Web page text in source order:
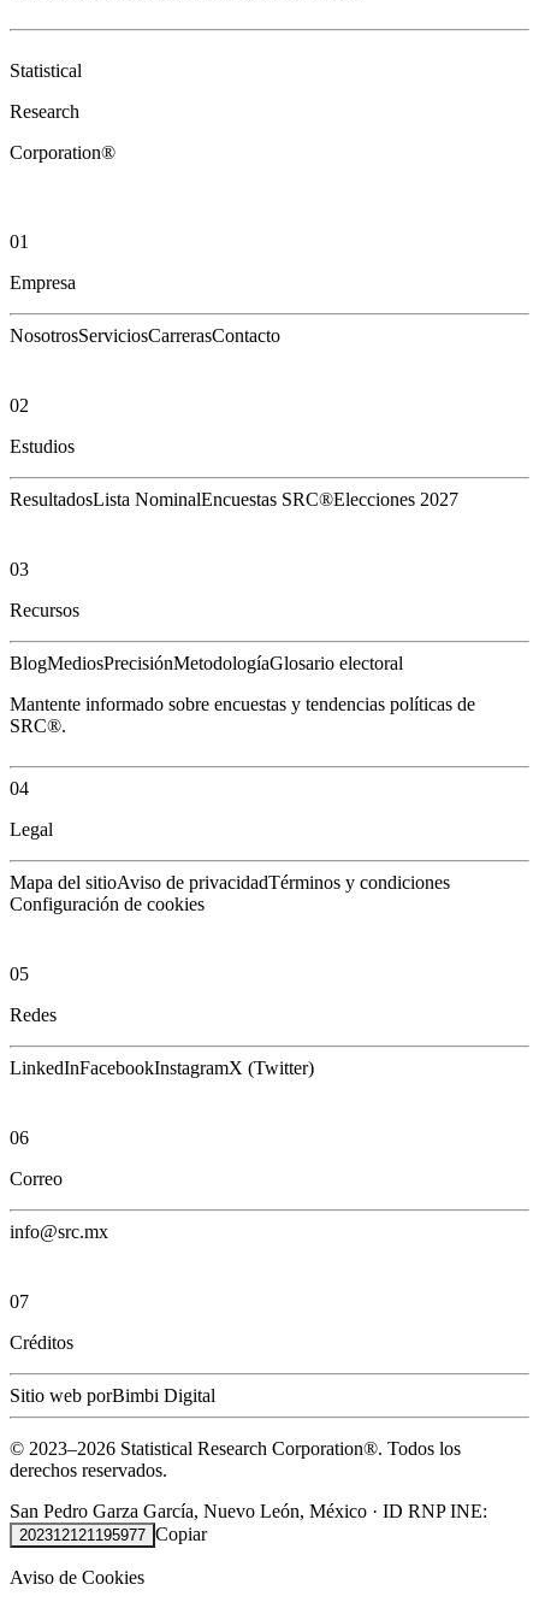
Statistical
Research
Corporation®
01
Empresa
NosotrosServiciosCarrerasContacto
02
Estudios
ResultadosLista NominalEncuestas SRC®Elecciones 2027
03
Recursos
BlogMediosPrecisiónMetodologíaGlosario electoral
Mantente informado sobre encuestas y tendencias políticas de
SRC®.
04
Legal
Mapa del sitioAviso de privacidadTérminos y condiciones
Configuración de cookies
05
Redes
LinkedInFacebookInstagramX (Twitter)
06
Correo
info@src.mx
07
Créditos
Sitio web porBimbi Digital
© 2023–2026 Statistical Research Corporation®. Todos los
derechos reservados.
San Pedro Garza García, Nuevo León, México · ID RNP INE:
202312121195977 Copiar
Aviso de Cookies